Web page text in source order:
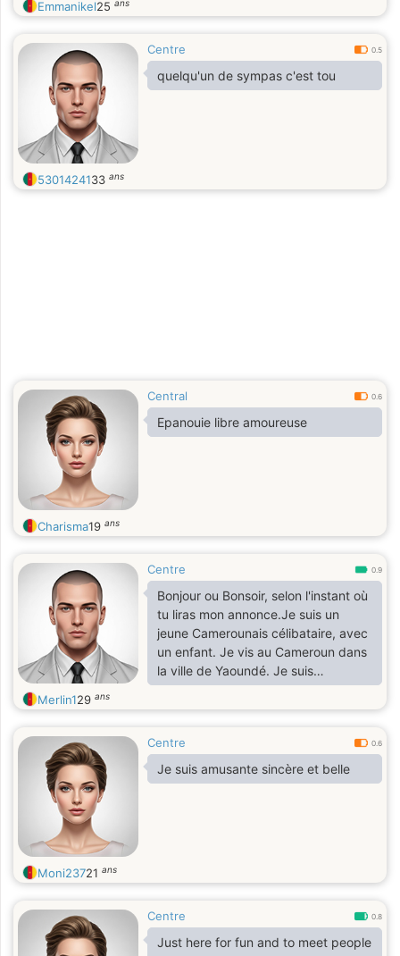
Emmanikel25 ans
Centre 0.5
quelqu'un de sympas c'est tou
5301424133 ans
Central 0.6
Epanouie libre amoureuse
Charisma19 ans
Centre 0.9
Bonjour ou Bonsoir, selon l'instant où
tu liras mon annonce.Je suis un
jeune Camerounais célibataire, avec
un enfant. Je vis au Cameroun dans
la ville de Yaoundé. Je suis
technicien en informatique.
Merlin129 ans
Centre 0.6
Je suis amusante sincère et belle
Moni23721 ans
Centre 0.8
Just here for fun and to meet people